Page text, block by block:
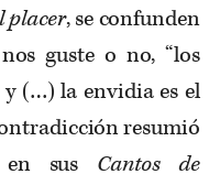
placer, se confunden
guste o no, “los
(…) la envidia es el
resumió
sus Cantos de